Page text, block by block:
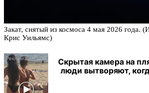
Закат, снятый из космоса 4 мая 2026 года.
Крис Уильямс)
Скрытая камера на
люди вытворяют,